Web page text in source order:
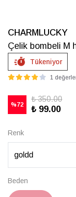
CHARMLUCKY
Çelik bombeli M
Tükeniyor
1
%72
₺ 350.00
₺ 99.00
Renk
Beden